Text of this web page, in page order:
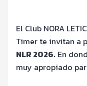
El Club NORA
Timer te invitan a
NLR 2026. En
muy apropiado